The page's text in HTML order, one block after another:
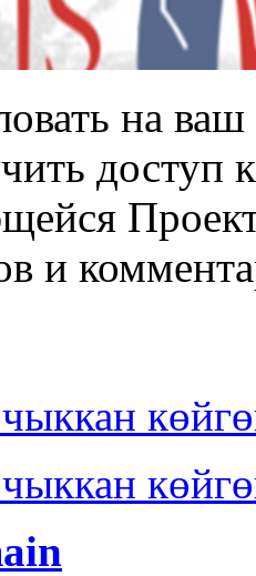
на
доступ
и